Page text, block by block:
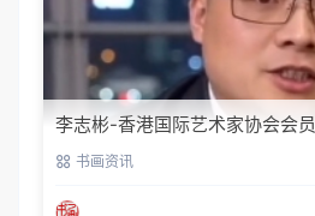
李志彬-香港国际艺术家协会会员
书画资讯